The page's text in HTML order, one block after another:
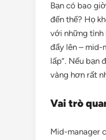
Bạn có bao
đến thế? Họ
với những tình
đẩy lên – mid-
lấp”. Nếu bạn
vàng hơn rất
Vai trò
Mid-manager